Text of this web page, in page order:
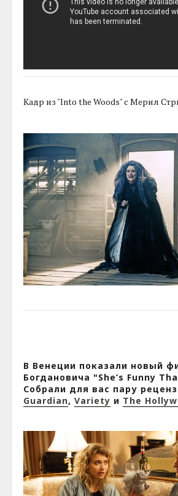
Кадр из "Into the Woods" с Мерил
В Венеции показали новый
Богдановича "She’s Funny
Собрали для вас пару
Guardian,Variety и The